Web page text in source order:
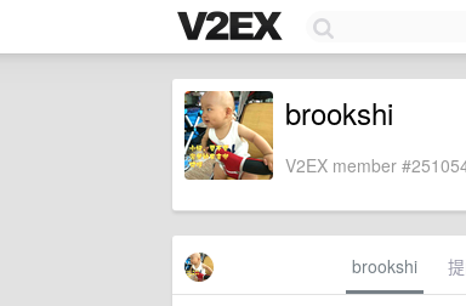
brookshi
V2EX member
brookshi